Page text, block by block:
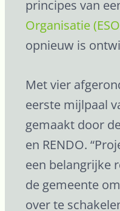
principes van
Organisatie
opnieuw is
Met vier
eerste mijlpaal
gemaakt door
en RENDO.
een belangrijke
de gemeente
over te